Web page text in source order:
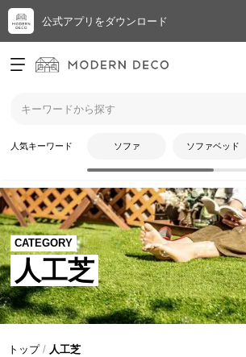
公式アプリをダウンロード
ログイン
新規会員登録
お
入
り
ア
イ
テ
ム
最
人気キーワード ソファ ソファベッド
CATEGORY
人工芝
トップ 人工芝